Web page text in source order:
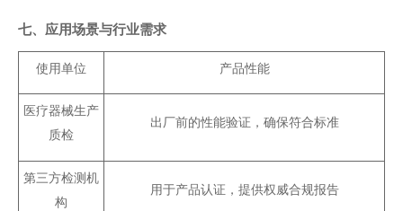
七、 应用场景与行业需求
使用单位 产品性能
医疗器械生产
质检
出厂前的性能验证，确保符合标准
第三方检测机
构
用于产品认证，提供权威合规报告